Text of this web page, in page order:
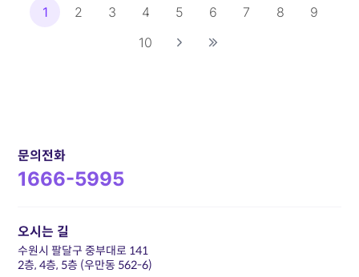
1 2 3 4 5 6 7 8
9
10
문의전화
1666-5995
오시는 길
수원시 팔달구 중부대로 141
2층, 4층, 5층 (우만동 562-6)